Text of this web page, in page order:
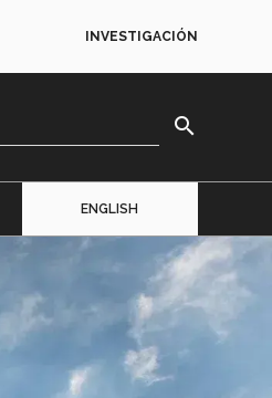
INVESTIGACIÓN
search
ENGLISH